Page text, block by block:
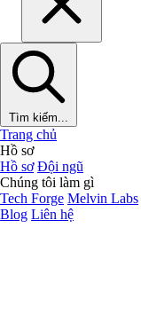
Tìm kiếm...
Trang chủ
Hồ sơ
Hồ sơ Đội ngũ
Chúng tôi làm gì
Tech Forge Melvin Labs
Blog Liên hệ